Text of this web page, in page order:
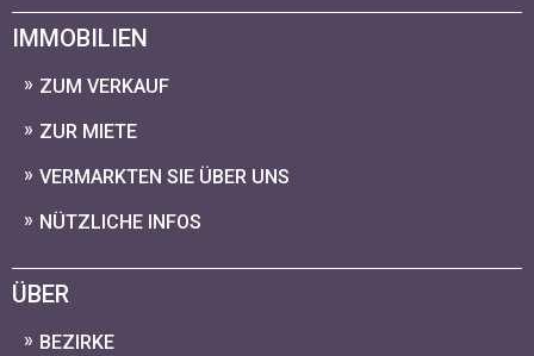
IMMOBILIEN
ZUM VERKAUF
ZUR MIETE
VERMARKTEN SIE ÜBER UNS
NÜTZLICHE INFOS
ÜBER
BEZIRKE